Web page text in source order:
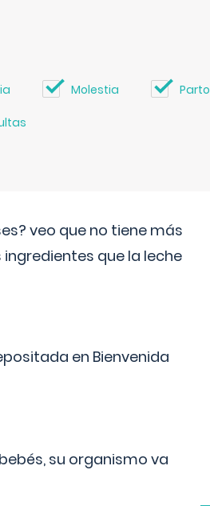
Molestia Parto
veo que no tiene más
que la leche
en Bienvenida
su organismo va